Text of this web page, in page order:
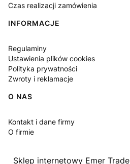
Czas realizacji zamówienia
INFORMACJE
Regulaminy
Ustawienia plików cookies
Polityka prywatności
Zwroty i reklamacje
O NAS
Kontakt i dane firmy
O firmie
Sklep internetowy Emer